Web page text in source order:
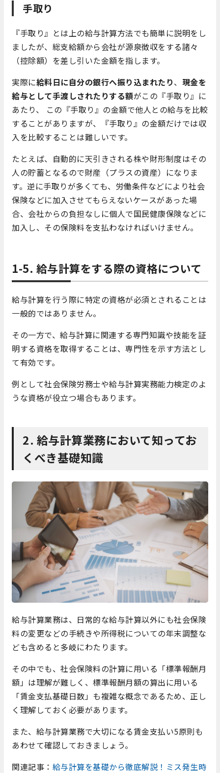
手取り
『手取り』とは上の給与計算方法でも簡単に説明をし
ましたが、総支給額から会社が源泉徴収をする諸々
（控除額）を差し引いた金額を指します。
実際に給料日に自分の銀行へ振り込まれたり、 現金を
給与として手渡しされたりする額がこの『手取り』に
あたり、 この『手取り』の金額で他人との給与を比較
することがありますが、『手取り』の金額だけでは収
入を比較することは難しいです。
たとえば、自動的に天引きされる株や財形制度はその
人の貯蓄となるので財産（プラスの資産）になりま
す。逆に手取りが多くても、労働条件などにより社会
保険などに加入させてもらえないケースがあった場
合、会社からの負担なしに個人で国民健康保険などに
加入し、その保険料を支払わなければいけません。
1-5. 給与計算をする際の資格について
給与計算を行う際に特定の資格が必須とされることは
一般的ではありません。
その一方で、給与計算に関連する専門知識や技能を証
明する資格を取得することは、専門性を示す方法とし
て有効です。
例として社会保険労務士や給与計算実務能力検定のよ
うな資格が役立つ場合もあります。
2. 給与計算業務において知ってお
くべき基礎知識
給与計算業務は、日常的な給与計算以外にも社会保険
料の変更などの手続きや所得税についての年末調整な
ども含めると多岐にわたります。
その中でも、社会保険料の計算に用いる「標準報酬月
額」は理解が難しく、標準報酬月額の算出に用いる
「賃金支払基礎日数」も複雑な概念であるため、正し
く理解しておく必要があります。
また、給与計算業務で大切になる賃金支払い5原則も
あわせて確認しておきましょう。
関連記事： 給与計算を基礎から徹底解説！ミス発生時